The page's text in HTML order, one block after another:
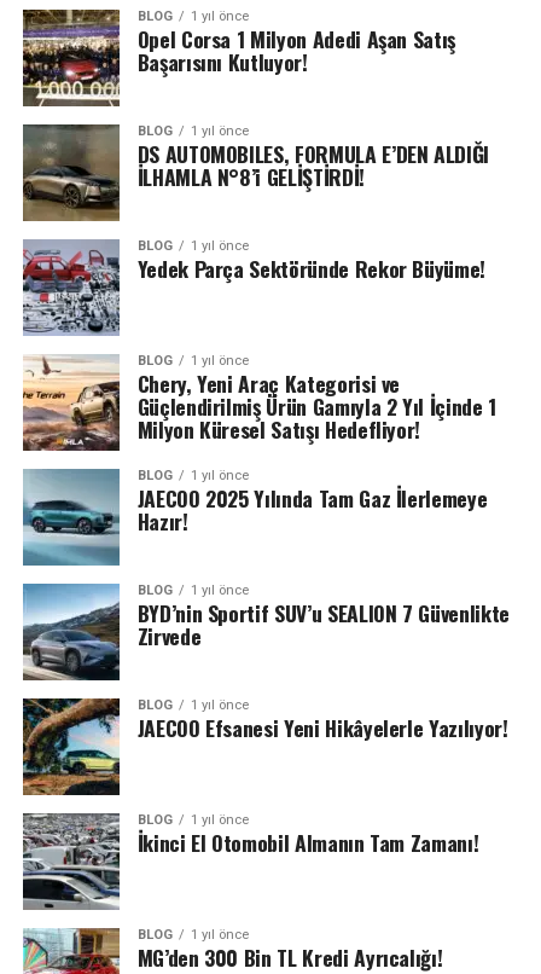
BLOG 1 yıl önce
Opel Corsa 1 Milyon Adedi Aşan Satış
Başarısını Kutluyor!
BLOG 1 yıl önce
DS AUTOMOBILES, FORMULA E’DEN ALDIĞI
İLHAMLA N°8’i GELİŞTİRDİ!
BLOG 1 yıl önce
Yedek Parça Sektöründe Rekor Büyüme!
BLOG 1 yıl önce
Chery, Yeni Araç Kategorisi ve
Güçlendirilmiş Ürün Gamıyla 2 Yıl İçinde 1
Milyon Küresel Satışı Hedefliyor!
BLOG 1 yıl önce
JAECOO 2025 Yılında Tam Gaz İlerlemeye
Hazır!
BLOG 1 yıl önce
BYD’nin Sportif SUV’u SEALION 7 Güvenlikte
Zirvede
BLOG 1 yıl önce
JAECOO Efsanesi Yeni Hikâyelerle Yazılıyor!
BLOG 1 yıl önce
İkinci El Otomobil Almanın Tam Zamanı!
BLOG 1 yıl önce
MG’den 300 Bin TL Kredi Ayrıcalığı!